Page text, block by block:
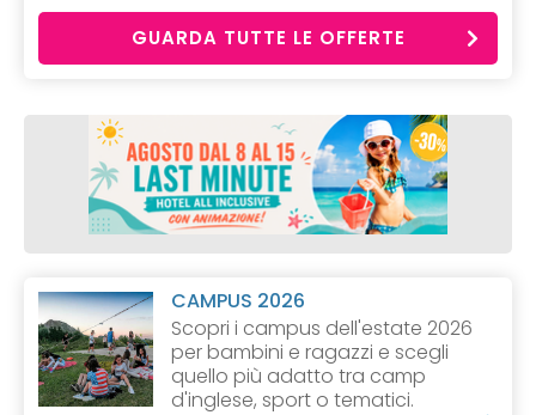
GUARDA TUTTE LE OFFERTE
CAMPUS 2026
Scopri i campus dell'estate 2026
per bambini e ragazzi e scegli
quello più adatto tra camp
d'inglese, sport o tematici.